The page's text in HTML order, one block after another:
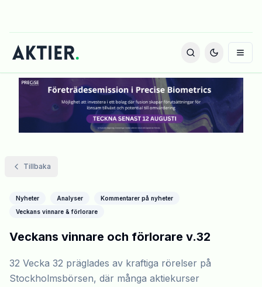
Tillbaka
Nyheter Analyser
Kommentarer på nyheter
Veckans vinnare & förlorare
Veckans vinnare och förlorare v.32
32 Vecka 32 präglades av kraftiga rörelser på
Stockholmsbörsen, där många aktiekurser